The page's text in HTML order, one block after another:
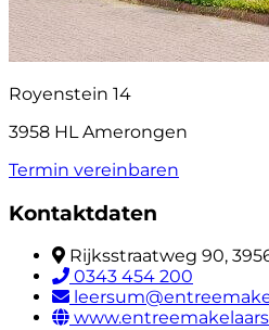
Royenstein 14
3958 HL Amerongen
Termin vereinbaren
Kontaktdaten
Rijksstraatweg 90,
0343 454 200